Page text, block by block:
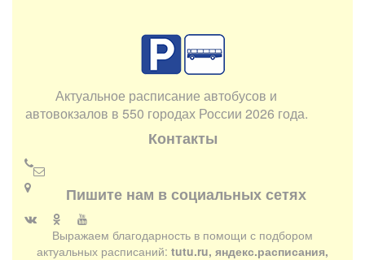
Актуальное расписание автобусов и
автовокзалов в 550 городах России 2026 года.
Контакты
Пишите нам в социальных сетях
Выражаем благодарность в помощи с подбором
актуальных расписаний: tutu.ru, яндекс.расписания,